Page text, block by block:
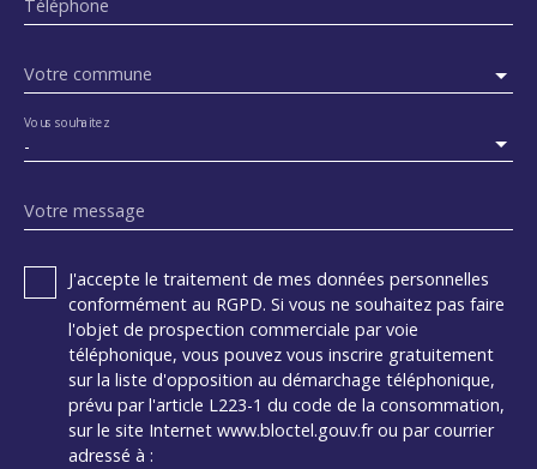
Téléphone
Votre commune
-
Vous souhaitez
Votre message
J'accepte le traitement de mes données personnelles
conformément au RGPD. Si vous ne souhaitez pas faire
l'objet de prospection commerciale par voie
téléphonique, vous pouvez vous inscrire gratuitement
sur la liste d'opposition au démarchage téléphonique,
prévu par l'article L223-1 du code de la consommation,
sur le site Internet www.bloctel.gouv.fr ou par courrier
adressé à :